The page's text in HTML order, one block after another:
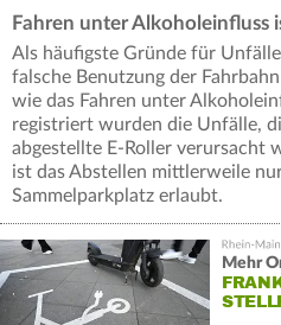
Fahren unter Alkoholeinfluss
Als häufigste Gründe für
falsche Benutzung der
wie das Fahren unter
registriert wurden die Unfälle,
abgestellte E-Roller verursacht
ist das Abstellen mittlerweile
Sammelparkplatz erlaubt.
Mehr